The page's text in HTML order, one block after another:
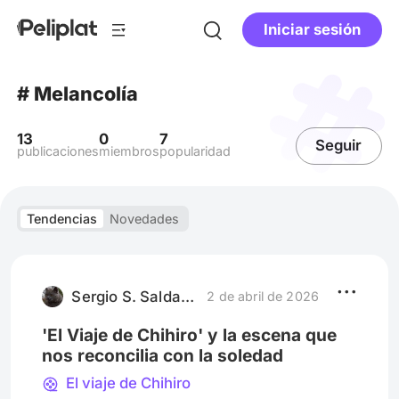
Iniciar sesión
# Melancolía
13
publicaciones
0
miembros
7
popularidad Seguir
Tendencias Novedades
Sergio S. Saldaña 2 de abril de 2026
'El Viaje de Chihiro' y la escena que
nos reconcilia con la soledad
El viaje de Chihiro